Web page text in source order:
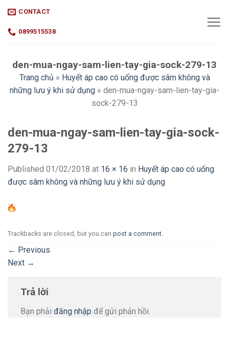
content
CONTACT
0899515538
den-mua-ngay-sam-lien-tay-gia-sock-279-13
Trang chủ » Huyết áp cao có uống được sâm không và
những lưu ý khi sử dụng » den-mua-ngay-sam-lien-tay-gia-
sock-279-13
den-mua-ngay-sam-lien-tay-gia-sock-
279-13
Published 01/02/2018 at 16 × 16 in Huyết áp cao có uống
được sâm không và những lưu ý khi sử dụng
Trackbacks are closed, but you can post a comment.
← Previous
Next →
Trả lời
Bạn phải đăng nhập để gửi phản hồi.